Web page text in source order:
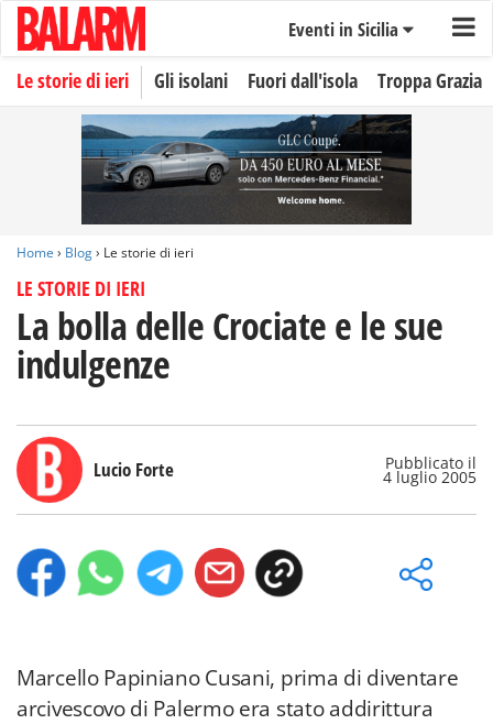
Eventi in Sicilia
Le storie di ieri Gli isolani Fuori dall'isola Troppa Grazia
Home › Blog› Le storie di ieri
LE STORIE DI IERI
La bolla delle Crociate e le sue
indulgenze
Lucio Forte Pubblicato il
4 luglio 2005
Marcello Papiniano Cusani, prima di diventare
arcivescovo di Palermo era stato addirittura